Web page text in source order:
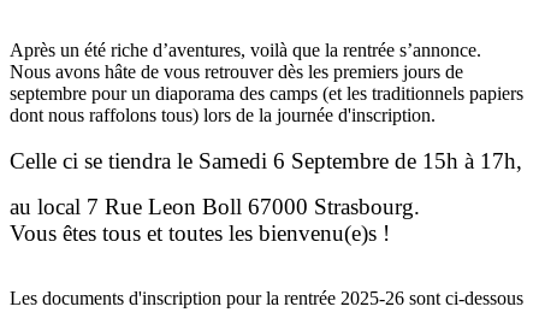
Après un été riche d’aventures, voilà que la rentrée s’annonce.
Nous avons hâte de vous retrouver dès les premiers jours de
septembre pour un diaporama des camps (et les traditionnels papiers
dont nous raffolons tous) lors de la journée d'inscription.
Celle ci se tiendra le Samedi 6 Septembre de 15h à 17h,
au local 7 Rue Leon Boll 67000 Strasbourg.
Vous êtes tous et toutes les bienvenu(e)s !
Les documents d'inscription pour la rentrée 2025-26 sont ci-dessous